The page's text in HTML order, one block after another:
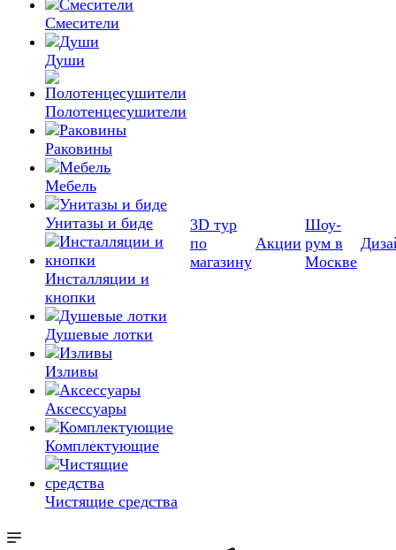
Смесители
Души
Полотенцесушители
Раковины
Мебель
Унитазы и биде
Инсталляции и
кнопки
Душевые лотки
Изливы
Аксессуары
Комплектующие
Чистящие средства
3D тур
по
магазину
Акции
Шоу-
рум в
Москве